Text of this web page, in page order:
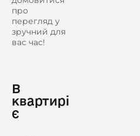
про
перегляд у
зручний для
вас час!
В
квартирі
є